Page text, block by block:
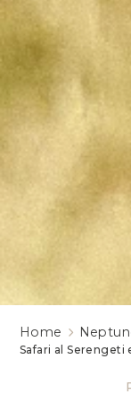
Home
Safari al Serengeti